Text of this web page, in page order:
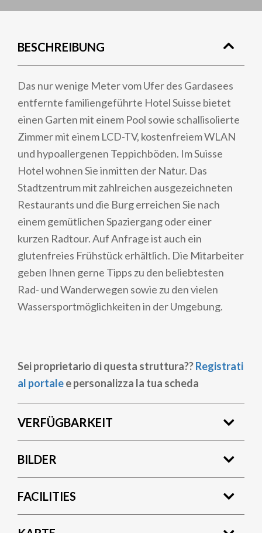
BESCHREIBUNG
Das nur wenige Meter vom Ufer des Gardasees
entfernte familiengeführte Hotel Suisse bietet
einen Garten mit einem Pool sowie schallisolierte
Zimmer mit einem LCD-TV, kostenfreiem WLAN
und hypoallergenen Teppichböden. Im Suisse
Hotel wohnen Sie inmitten der Natur. Das
Stadtzentrum mit zahlreichen ausgezeichneten
Restaurants und die Burg erreichen Sie nach
einem gemütlichen Spaziergang oder einer
kurzen Radtour. Auf Anfrage ist auch ein
glutenfreies Frühstück erhältlich. Die Mitarbeiter
geben Ihnen gerne Tipps zu den beliebtesten
Rad- und Wanderwegen sowie zu den vielen
Wassersportmöglichkeiten in der Umgebung.
Sei proprietario di questa struttura??Registrati
al portalee personalizza la tua scheda
VERFÜGBARKEIT
BILDER
FACILITIES